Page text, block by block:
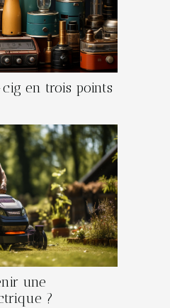
en trois points
une
?